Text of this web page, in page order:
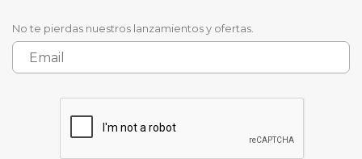
No te pierdas nuestros lanzamientos y ofertas.